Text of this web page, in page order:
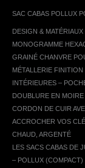
SAC CABAS POLLUX
DESIGN &
MONOGRAMME
GRAINÉ CHANVRE
MÉTALLERIE
INTÉRIEURES –
DOUBLURE EN
CORDON DE CUIR
ACCROCHER VOS
CHAUD, ARGENTÉ
LES SACS CABAS DE
– POLLUX